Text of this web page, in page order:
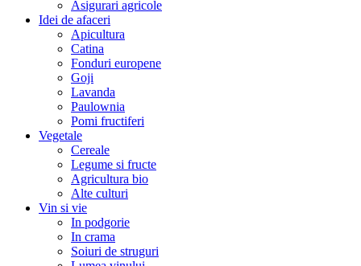
Asigurari agricole
Idei de afaceri
Apicultura
Catina
Fonduri europene
Goji
Lavanda
Paulownia
Pomi fructiferi
Vegetale
Cereale
Legume si fructe
Agricultura bio
Alte culturi
Vin si vie
In podgorie
In crama
Soiuri de struguri